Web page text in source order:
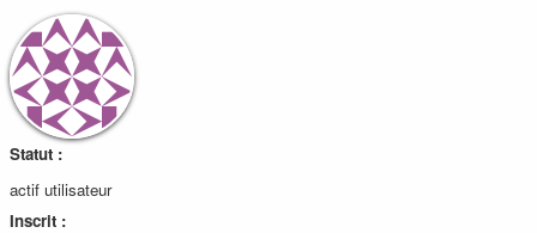
Statut :
actif utilisateur
Inscrit :